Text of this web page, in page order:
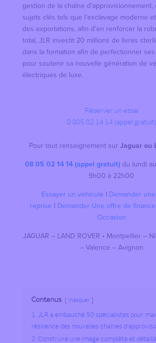
gestion de la chaîne
sujets clés tels que l’esclavage moderne
des exportations, afin d’en renforcer la
total, JLR investit 20 millions de livres
dans la formation afin de perfectionner
pour soutenir sa nouvelle génération de
électriques de luxe.
Réserver un essai
0 805 02 14 14 (appel gratuit)
Pour tout renseignement surJaguar ou
08 05 02 14 14 (appel gratuit)du lundi
9h00 à 22h00
Essayer un véhicule I Demander
reprise I Demander Une offre de
Occasion
JAGUAR – LAND ROVER • Montpellier –
– Valence – Avignon
Contenus masquer
1
JLR a embauché 50 spécialistes pour
résilience des nouvelles chaînes
2 Construire une image complète et